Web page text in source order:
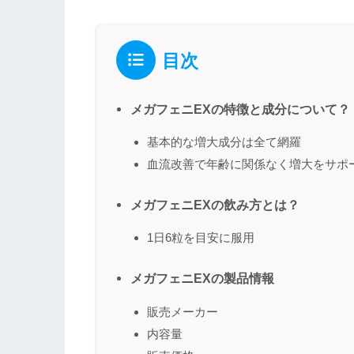
目次
メガフェニEXの特徴と成分について？
基本的な増大成分は全て網羅
血流改善で年齢に関係なく増大をサポ
メガフェニEXの飲み方とは？
1日6粒を目安に服用
メガフェニEXの製品情報
販売メーカー
内容量